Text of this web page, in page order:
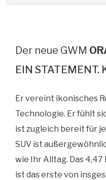
Der neue GWM
EIN STATEMENT.
Er vereint ikonisches
Technologie. Er fühlt
ist zugleich bereit für
SUV ist
wie Ihr Alltag. Das
ist das erste von